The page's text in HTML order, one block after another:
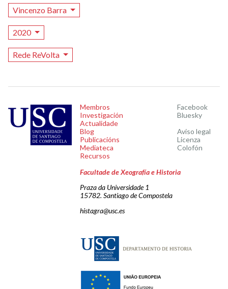
Vincenzo Barra
2020
Rede ReVolta
Membros
Investigación
Actualidade
Blog
Publicacións
Mediateca
Recursos
Facebook
Bluesky
Aviso legal
Licenza
Colofón
Facultade de Xeografía e Historia
Praza da Universidade 1
15782. Santiago de Compostela
histagra@usc.es